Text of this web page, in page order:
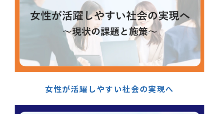
女性が活躍しやすい社会の実現へ